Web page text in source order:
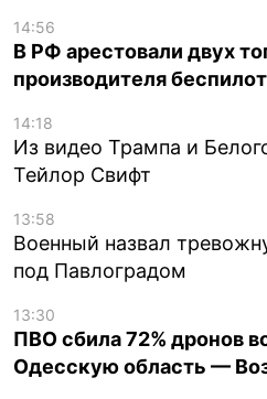
14:56
В РФ арестовали двух
производителя
14:18
Из видео Трампа и
Тейлор Свифт
13:58
Военный назвал
под Павлоградом
13:30
ПВО сбила 72% дронов
Одесскую область —